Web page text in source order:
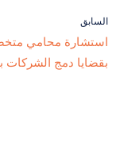
السابق
استشارة محامي
بقضايا دمج الشركات